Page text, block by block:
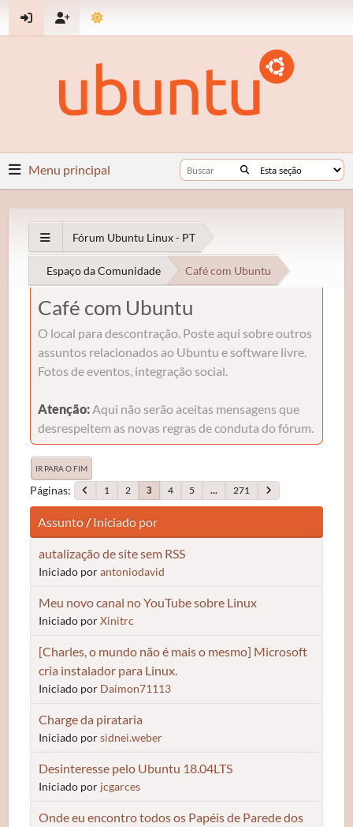
Menu principal
Fórum Ubuntu Linux - PT
Espaço da Comunidade Café com Ubuntu
Café com Ubuntu
O local para descontração. Poste aqui sobre outros
assuntos relacionados ao Ubuntu e software livre.
Fotos de eventos, integração social.
Atenção: Aqui não serão aceitas mensagens que
desrespeitem as novas regras de conduta do fórum.
IR PARA O FIM
Páginas 1 2 3 4 5 ... 271
Assunto/Iniciado por
autalização de site sem RSS
Iniciado porantoniodavid
Meu novo canal no YouTube sobre Linux
Iniciado porXinitrc
[Charles, o mundo não é mais o mesmo] Microsoft
cria instalador para Linux.
Iniciado por Daimon71113
Charge da pirataria
Iniciado porsidnei.weber
Desinteresse pelo Ubuntu 18.04LTS
Iniciado por jcgarces
Onde eu encontro todos os Papéis de Parede dos